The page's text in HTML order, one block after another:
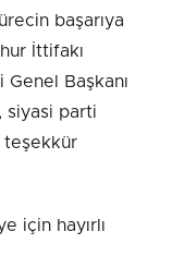
başarıya
İttifakı
Başkanı
siyasi parti
teşekkür
için hayırlı